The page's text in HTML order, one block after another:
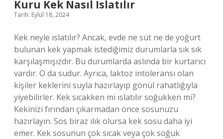
Kuru Kek Nasıl Islatılır
Tarih: Eylül 18, 2024
Kek neyle ıslatılır? Ancak, evde ne süt ne de yoğurt
bulunan kek yapmak istediğimiz durumlarla sık sık
karşılaşmışızdır. Bu durumlarda aslında bir kurtarıcı
vardır. O da sudur. Ayrıca, laktoz intoleransı olan
kişiler keklerini suyla hazırlayıp gönül rahatlığıyla
yiyebilirler. Kek sıcakken mi ıslatılır soğukken mi?
Kekinizi fırından çıkarmadan önce sosunuzu
hazırlayın. Sos biraz ılık olursa kek sosu daha iyi
emer. Kek sosunun çok sıcak veya çok soğuk